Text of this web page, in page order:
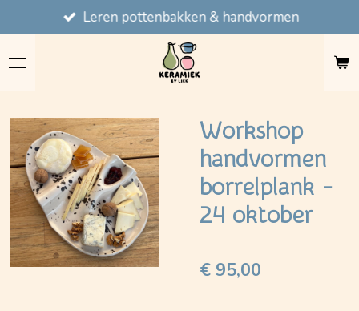
direct
naar
Leren pottenbakken & handvormen
Workshop
handvormen
borrelplank -
24 oktober
€ 95,00